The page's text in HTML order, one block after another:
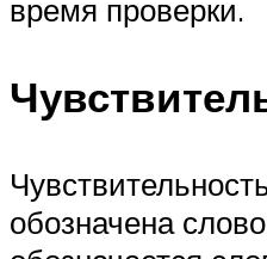
время проверки.
обозначена